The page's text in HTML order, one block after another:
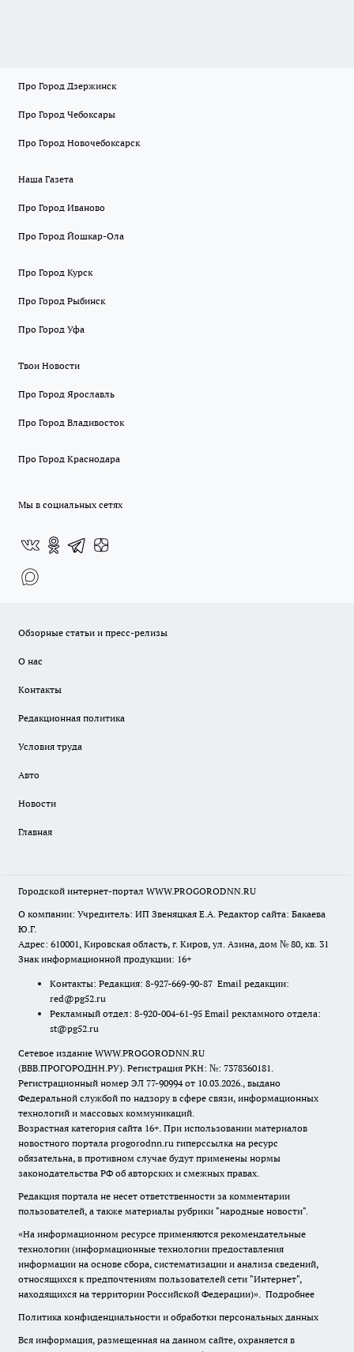
Про Город Дзержинск
Про Город Чебоксары
Про Город Новочебоксарск
Наша Газета
Про Город Иваново
Про Город Йошкар-Ола
Про Город Курск
Про Город Рыбинск
Про Город Уфа
Твои Новости
Про Город Ярославль
Про Город Владивосток
Про Город Краснодара
Мы в социальных сетях
Обзорные статьи и пресс-релизы
О нас
Контакты
Редакционная политика
Условия труда
Авто
Новости
Главная
Городской интернет-портал WWW.PROGORODNN.RU
О компании: Учредитель: ИП Звеняцкая Е.А. Редактор сайта: Бакаева
Ю.Г.
Адрес: 610001, Кировская область, г. Киров, ул. Азина, дом № 80, кв. 31
Знак информационной продукции: 16+
Контакты: Редакция: 8-927-669-90-87 Email редакции:
red@pg52.ru
Рекламный отдел: 8-920-004-61-95 Email рекламного отдела:
st@pg52.ru
Сетевое издание WWW.PROGORODNN.RU
(ВВВ.ПРОГОРОДНН.РУ). Регистрация РКН: №: 7378360181.
Регистрационный номер ЭЛ 77-90994 от 10.03.2026., выдано
Федеральной службой по надзору в сфере связи, информационных
технологий и массовых коммуникаций.
Возрастная категория сайта 16+. При использовании материалов
новостного портала progorodnn.ru гиперссылка на ресурс
обязательна, в противном случае будут применены нормы
законодательства РФ об авторских и смежных правах.
Редакция портала не несет ответственности за комментарии
пользователей, а также материалы рубрики "народные новости".
«На информационном ресурсе применяются рекомендательные
технологии (информационные технологии предоставления
информации на основе сбора, систематизации и анализа сведений,
относящихся к предпочтениям пользователей сети "Интернет",
находящихся на территории Российской Федерации)». Подробнее
Политика конфиденциальности и обработки персональных данных
Вся информация, размещенная на данном сайте, охраняется в